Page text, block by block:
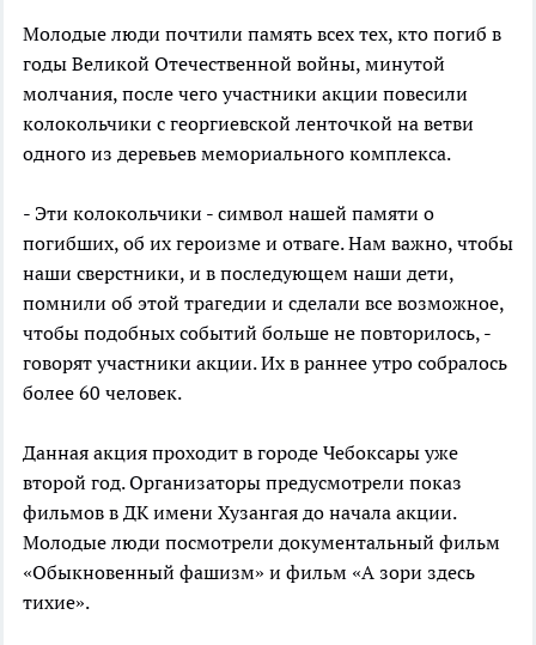
Молодые люди почтили память всех тех, кто погиб в
годы Великой Отечественной войны, минутой
молчания, после чего участники акции повесили
колокольчики с георгиевской ленточкой на ветви
одного из деревьев мемориального комплекса.
- Эти колокольчики - символ нашей памяти о
погибших, об их героизме и отваге. Нам важно, чтобы
наши сверстники, и в последующем наши дети,
помнили об этой трагедии и сделали все возможное,
чтобы подобных событий больше не повторилось, -
говорят участники акции. Их в раннее утро собралось
более 60 человек.
Данная акция проходит в городе Чебоксары уже
второй год. Организаторы предусмотрели показ
фильмов в ДК имени Хузангая до начала акции.
Молодые люди посмотрели документальный фильм
«Обыкновенный фашизм» и фильм «А зори здесь
тихие».